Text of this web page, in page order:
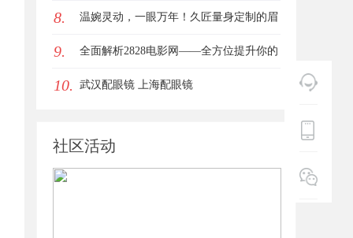
8. 温婉灵动，一眼万年！久匠量身定制的眉
眼唇，才是你整张脸的点睛之笔！淡颜系
女生的气质加分项
9. 全面解析2828电影网——全方位提升你的
观影体验平台
10. 武汉配眼镜 上海配眼镜
社区活动